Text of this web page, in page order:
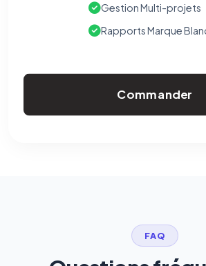
Gestion Multi-projets
Rapports Marque
Commander
FAQ